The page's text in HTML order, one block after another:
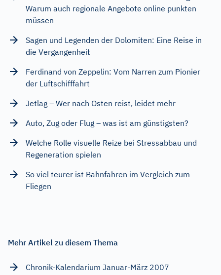
Warum auch regionale Angebote online punkten
müssen
Sagen und Legenden der Dolomiten: Eine Reise in
die Vergangenheit
Ferdinand von Zeppelin: Vom Narren zum Pionier
der Luftschifffahrt
Jetlag – Wer nach Osten reist, leidet mehr
Auto, Zug oder Flug – was ist am günstigsten?
Welche Rolle visuelle Reize bei Stressabbau und
Regeneration spielen
So viel teurer ist Bahnfahren im Vergleich zum
Fliegen
Mehr Artikel zu diesem Thema
Chronik-Kalendarium Januar-März 2007